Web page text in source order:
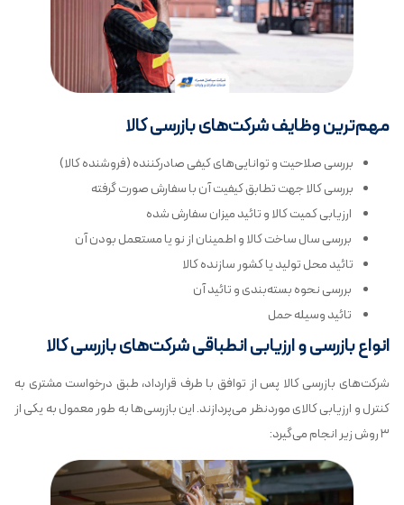
مهم‌ترین وظایف شرکت‌های بازرسی کالا
بررسی صلاحیت و توانایی‌های کیفی صادرکننده (فروشنده کالا)
بررسی کالا جهت تطابق کیفیت آن با سفارش صورت گرفته
ارزیابی کمیت کالا و تائید میزان سفارش شده
بررسی سال ساخت کالا و اطمینان از نو یا مستعمل‌ بودن آن
تائید محل تولید یا کشور سازنده کالا
بررسی نحوه بسته‌بندی و تائید آن
تائید وسیله حمل
انواع بازرسی‌ و ارزیابی انطباقی شرکت‌های بازرسی کالا
شرکت‌های بازرسی کالا پس از توافق با طرف قرارداد، طبق درخواست مشتری به
کنترل و ارزیابی کالای موردنظر می‌پردازند. این بازرسی‌ها به طور معمول به یکی از
۳ روش زیر انجام می‌گیرد: